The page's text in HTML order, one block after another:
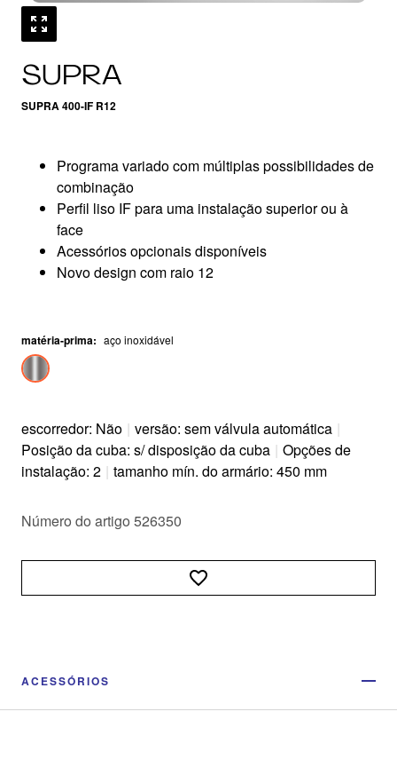
SUPRA
SUPRA 400-IF R12
Programa variado com múltiplas possibilidades de
combinação
Perfil liso IF para uma instalação superior ou à
face
Acessórios opcionais disponíveis
Novo design com raio 12
matéria-prima: aço inoxidável
escorredor: Não | versão: sem válvula automática |
Posição da cuba: s/ disposição da cuba | Opções de
instalação: 2 | tamanho mín. do armário: 450 mm
Número do artigo 526350
ACESSÓRIOS